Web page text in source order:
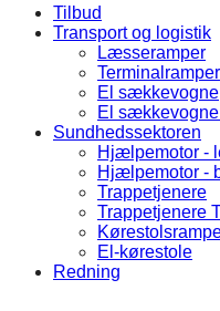
Tilbud
Transport og logistik
Læsseramper
Terminalramper
El sækkevogne
El
Sundhedssektoren
Hjælpemotor -
Hjælpemotor -
Trappetjenere
Trappetjenere
El-kørestole
Redning